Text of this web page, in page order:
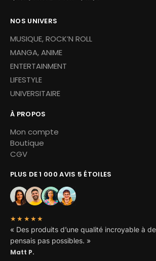
NOS UNIVERS
MUSIQUE, ROCK’N ROLL
MANGA, ANIME
ENTERTAINMENT
LIFESTYLE
UNIVERSITAIRE
À PROPOS
Mon compte
Boutique
CGV
PLUS DE 1 000 AVIS 5 ÉTOILES
★★★★★
« Des produits d’une qualité incroyable à
pensais pas possibles. »
Matt P.